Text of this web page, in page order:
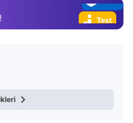
Test